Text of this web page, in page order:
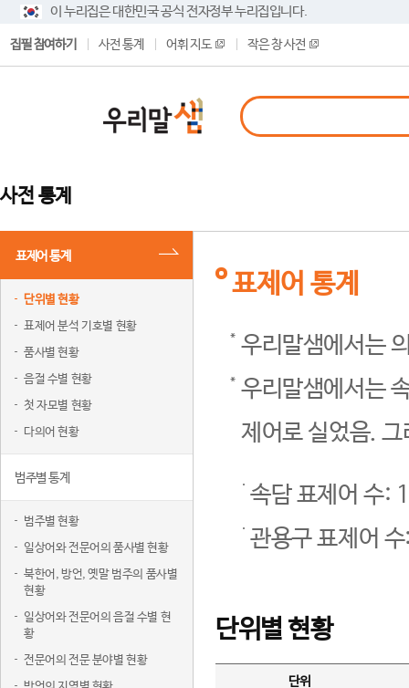
이 누리집은 대한민국 공식 전자정부 누리집입니다.
집필 참여하기 사전 통계 어휘 지도 작은 창 사전
사전 통계
표제어 통계
단위별 현황
표제어 분석 기호별 현황
품사별 현황
음절 수별 현황
첫 자모별 현황
다의어 현황
범주별 통계
범주별 현황
일상어와 전문어의 품사별 현황
북한어, 방언, 옛말 범주의 품사별
현황
일상어와 전문어의 음절 수별 현
황
전문어의 전문 분야별 현황
표제어 통계
우리말샘에서는
우리말샘에서는
제어로 실었음.
속담 표제어 수:
관용구 표제어
단위별 현황
단위